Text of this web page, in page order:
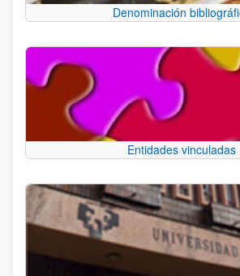
Denominación
Entidades vinculadas